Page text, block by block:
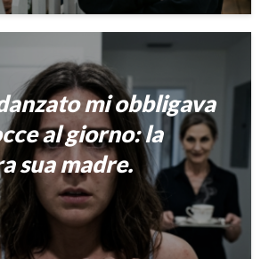
mi obbligava
al giorno: la
sua madre.